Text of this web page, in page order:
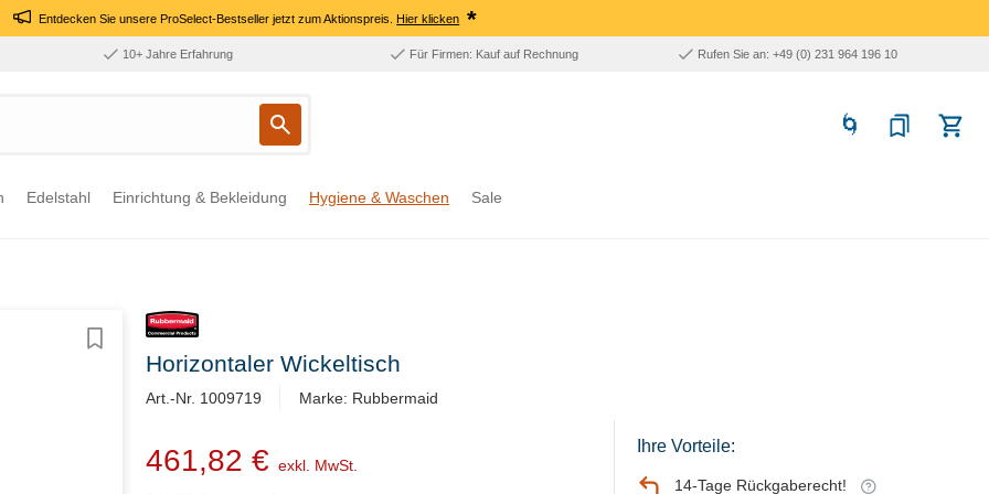
Entdecken Sie unsere ProSelect-Bestseller jetzt zum Aktionspreis.Hier klicken *
10+ Jahre Erfahrung Für Firmen: Kauf auf Rechnung Rufen Sie an: +49 (0) 231 964 196 10
Edelstahl Einrichtung & Bekleidung Hygiene & Waschen Sale
Horizontaler Wickeltisch
Art.-Nr. 1009719 Marke: Rubbermaid
461,82 € exkl. MwSt.
Ihre Vorteile:
14-Tage Rückgaberecht!